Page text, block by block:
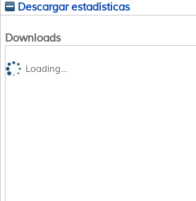
Descargar estadísticas
Downloads
Loading...